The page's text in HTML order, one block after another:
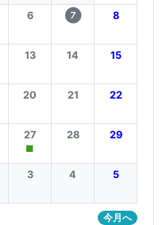
6 7 8
13 14 15
20 21 22
27
■
28 29
3 4 5
今月へ